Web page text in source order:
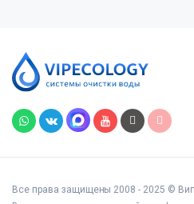
Все права защищены 2008 - 2025 ©